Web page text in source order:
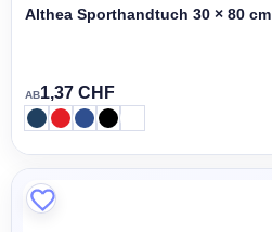
Althea Sporthandtuch 30 × 80 cm
AB1,37 CHF